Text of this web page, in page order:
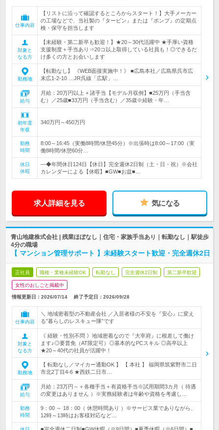
仕事内容
【リストに沿って確認するところからスタート！】大手メーカー
の工場などで、当社製の『タービン』または『ポンプ』の定期点
検・保守を担当します
対象と
なる方
【未経験・第二新卒も歓迎！】★20～30代活躍中 ★手厚い資格
支援制度＋手当あり⇒20コ以上取得している社員も！◎できるだ
け多くの方とお会いします
勤務地
【転勤なし】 《WEB面接実施中！》 ■広島本社／広島県呉市広
末広1-2-10 …JR呉線「広駅」…
給与
月給：20万円以上 + 諸手当【モデル月収例】■25万円（手当含
む）／25歳■33万円（手当含む）／35歳※経験・年…
初年度
年収
340万円～450万円
勤務
時間
8:00～16:45（実働8時間/休憩45分）※出張時は8:00～17:00（実
働8時間/休憩60分…
休日
休暇
―◆年間休日124日【休日】完全週休2日制（土・日・祝）※会社
カレンダーによる【休暇】■GW■お盆■…
求人詳細を見る 気になる
青山地建株式会社 | 残業ほぼなし｜住宅・家族手当あり｜転勤なし｜駅徒歩
4分の職場
【 マンション管理サポート 】未経験スタート歓迎・完全週休2日
正社員 職種・業種未経験OK 転勤なし 完全週休2日制 第二新卒歓迎
女性のおしごと掲載中
情報更新日：2026/07/14 終了予定日： 2026/09/28
仕事内容
＼ 地域密着型の不動産会社 ／入居者様の不安を『安心』に変え
る”暮らしのレスキュー隊”です
対象と
なる方
《 経験・性別不問 》地域密着なので『大宰府』に根差して働け
ます♪◎要普免（AT限定可）◎基本的なPCスキル ◎高卒以上
★20～40代の社員が活躍中！
勤務地
【 転勤なし／マイカー通勤OK 】 【 本社 】 福岡県筑紫野市二日
市北2丁目4-6 ★西鉄二日市…
給与
月給：23万円～＋各種手当＋有資格手当※試用期間3カ月（ 待遇
の変更はありません ）※実務経験者は年齢や資格を考慮し…
勤務
時間
9：00 ～ 18：00（ 休憩時間あり ）※サービス業でありながら、
12時～13時はお客様対応など…